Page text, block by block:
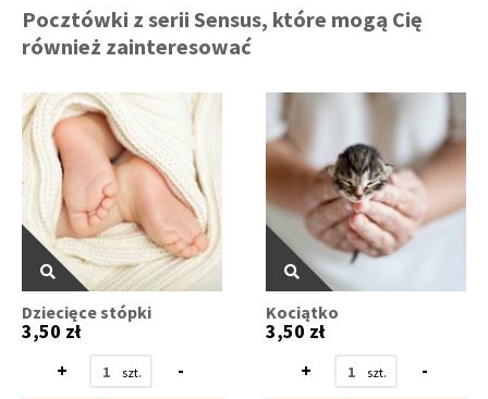
Pocztówki z serii Sensus, które mogą Cię
również zainteresować
Dziecięce stópki
3,50 zł
+
-
Kociątko
3,50 zł
+
-